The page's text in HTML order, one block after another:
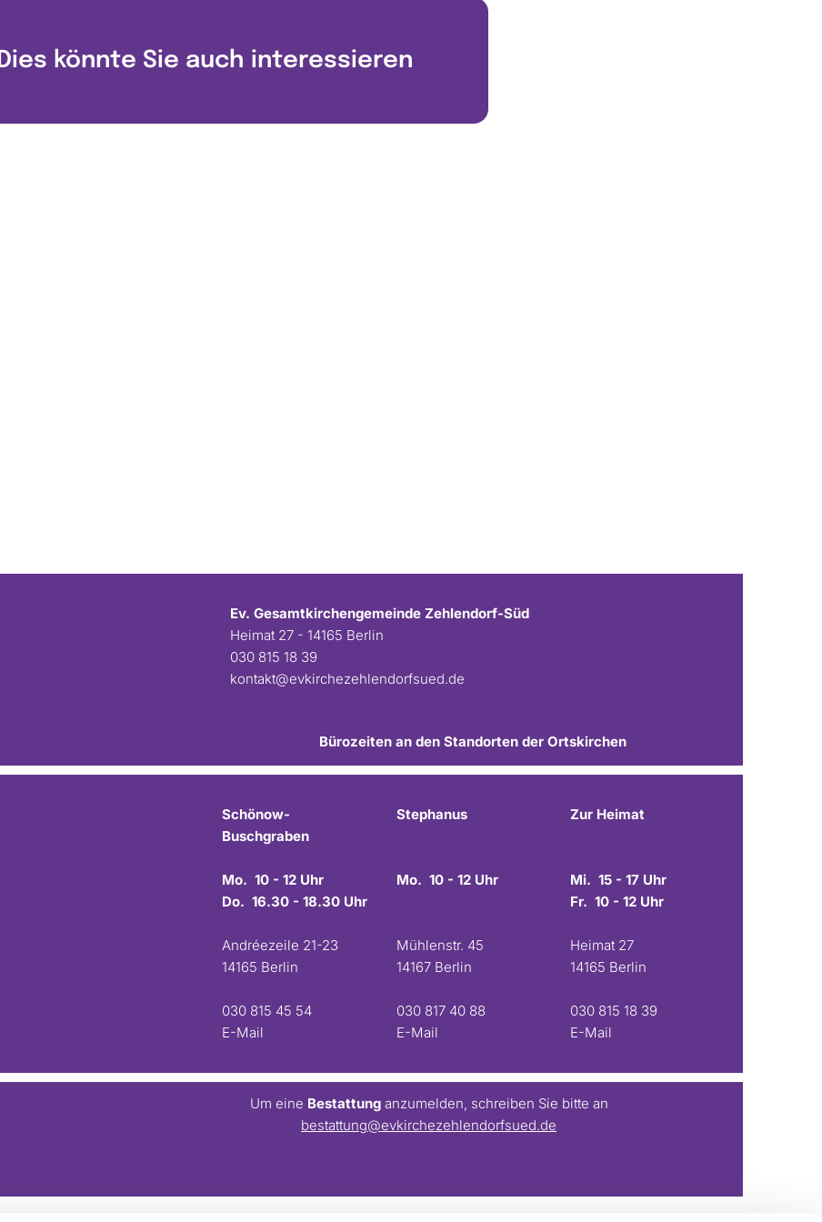
Dies könnte Sie auch interessieren
Ev. Gesamtkirchengemeinde Zehlendorf-Süd
Heimat 27 - 14165 Berlin
030 815 18 39
kontakt@evkirchezehlendorfsued.de
Bürozeiten an den Standorten der Ortskirchen
Schönow-
Buschgraben
Mo. 10 - 12 Uhr
Do. 16.30 - 18.30 Uhr
Andréezeile 21-23
14165 Berlin
030 815 45 54
E-Mail
Stephanus
Mo. 10 - 12 Uhr
Mühlenstr. 45
14167 Berlin
030 817 40 88
E-Mail
Zur Heimat
Mi. 15 - 17 Uhr
Fr. 10 - 12 Uhr
Heimat 27
14165 Berlin
030 815 18 39
E-Mail
Um eine Bestattunganzumelden, schreiben Sie bitte an
bestattung@evkirchezehlendorfsued.de